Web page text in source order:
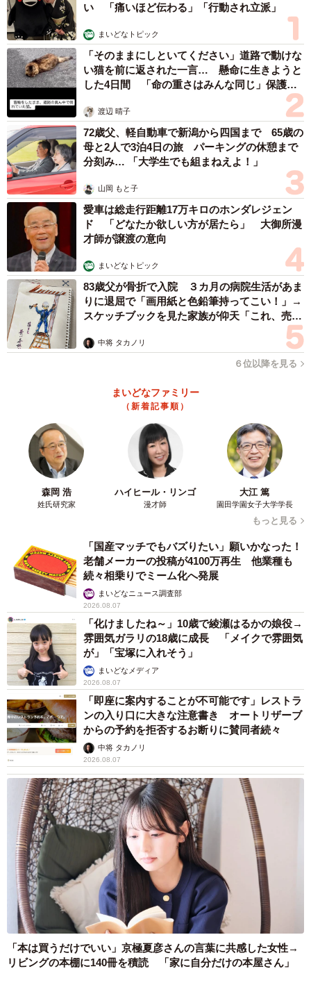
い 「痛いほど伝わる」「行動され立派」
まいどなトピック
「そのままにしといてください」道路で動けな
い猫を前に返された一言… 懸命に生きようと
した4日間 「命の重さはみんな同じ」保護団
渡辺 晴子
72歳父、軽自動車で新潟から四国まで 65歳の
母と2人で3泊4日の旅 パーキングの休憩まで
分刻み… 「大学生でも組まねえよ！」
山岡 もと子
愛車は総走行距離17万キロのホンダレジェン
ド 「どなたか欲しい方が居たら」 大御所漫
才師が譲渡の意向
まいどなトピック
83歳父が骨折で入院 ３カ月の病院生活があま
りに退屈で「画用紙と色鉛筆持ってこい！」→
スケッチブックを見た家族が仰天「これ、売れ
中将 タカノリ
６位以降を見る
まいどなファミリー
（新着記事順）
森岡 浩
姓氏研究家
ハイヒール・リンゴ
漫才師
大江 篤
園田学園女子大学学長
もっと見る
「国産マッチでもバズりたい」願いかなった！
老舗メーカーの投稿が4100万再生 他業種も
続々相乗りでミーム化へ発展
まいどなニュース調査部
2026.08.07
「化けましたね～」10歳で綾瀬はるかの娘役→
雰囲気ガラリの18歳に成長 「メイクで雰囲気
が」「宝塚に入れそう」
まいどなメディア
2026.08.07
「即座に案内することが不可能です」レストラ
ンの入り口に大きな注意書き オートリザーブ
からの予約を拒否するお断りに賛同者続々
中将 タカノリ
2026.08.07
「本は買うだけでいい」京極夏彦さんの言葉に共感した女性→
リビングの本棚に140冊を積読 「家に自分だけの本屋さん」